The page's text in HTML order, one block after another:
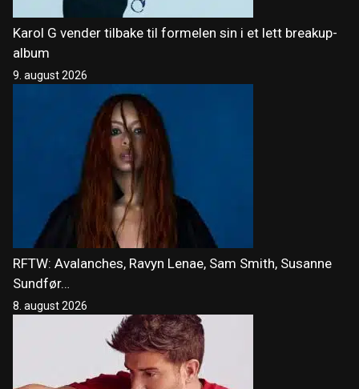
Karol G vender tilbake til formelen sin i et lett breakup-
album
9. august 2026
RFTW: Avalanches, Ravyn Lenae, Sam Smith, Susanne
Sundfør…
8. august 2026